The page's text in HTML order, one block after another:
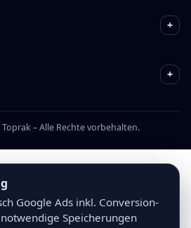
+
+
– Alle Rechte vorbehalten.
Google Ads inkl. Conversion-
Speicherungen
Fahrzeug bei
kaufen?
Fahrzeug mit nachvollziehbarer